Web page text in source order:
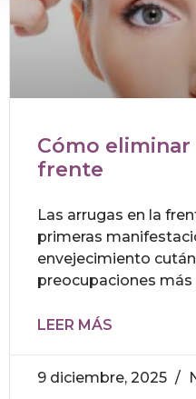
Cómo
frente
Las arrugas en la
primeras
envejecimiento
preocupaciones más
LEER MÁS
9 diciembre, 2025